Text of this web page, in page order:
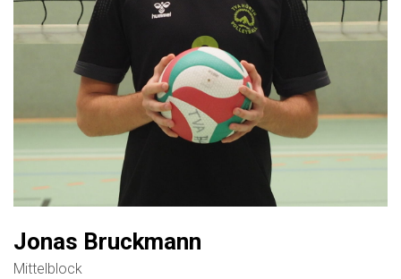
Jonas Bruckmann
Mittelblock